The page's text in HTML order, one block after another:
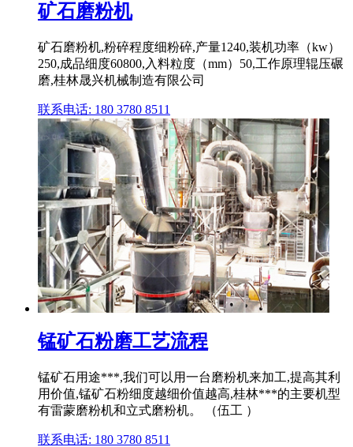
矿石磨粉机
矿石磨粉机,粉碎程度细粉碎,产量1240,装机功率（kw）
250,成品细度60800,入料粒度（mm）50,工作原理辊压碾
磨,桂林晟兴机械制造有限公司
联系电话: 180 3780 8511
锰矿石粉磨工艺流程
锰矿石用途***,我们可以用一台磨粉机来加工,提高其利
用价值,锰矿石粉细度越细价值越高,桂林***的主要机型
有雷蒙磨粉机和立式磨粉机。 （伍工 ）
联系电话: 180 3780 8511